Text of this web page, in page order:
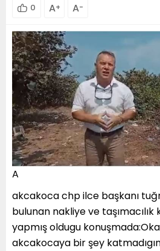
0 A+ A-
A
akcakoca chp ilce başkanı
bulunan nakliye ve
yapmış oldugu
akcakocaya bir şey